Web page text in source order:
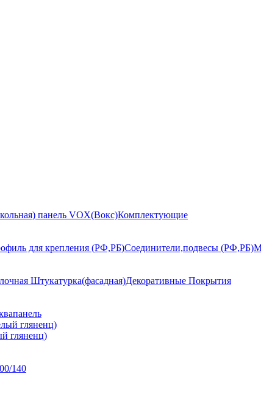
панель VOX(Вокс)Комплектующие
для крепления (РФ,РБ)Соединители,подвесы (РФ,РБ)
Штукатурка(фасадная)Декоративные Покрытия
гляненц)
140